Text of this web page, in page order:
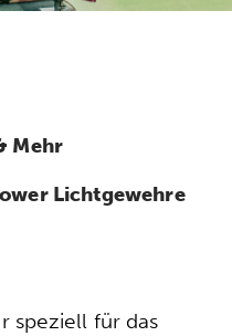
Mehr
Lichtgewehre
speziell für das